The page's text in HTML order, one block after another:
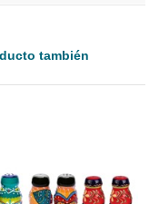
también